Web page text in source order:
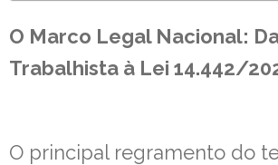
O Marco Legal Nacional:
Trabalhista à Lei 14.442/
O principal regramento do